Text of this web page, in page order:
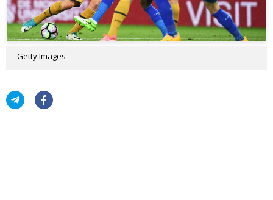
Getty Images